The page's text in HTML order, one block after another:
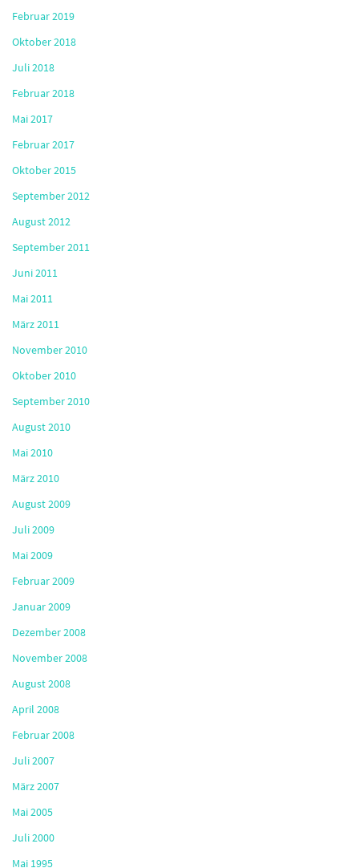
Februar 2019
Oktober 2018
Juli 2018
Februar 2018
Mai 2017
Februar 2017
Oktober 2015
September 2012
August 2012
September 2011
Juni 2011
Mai 2011
März 2011
November 2010
Oktober 2010
September 2010
August 2010
Mai 2010
März 2010
August 2009
Juli 2009
Mai 2009
Februar 2009
Januar 2009
Dezember 2008
November 2008
August 2008
April 2008
Februar 2008
Juli 2007
März 2007
Mai 2005
Juli 2000
Mai 1995